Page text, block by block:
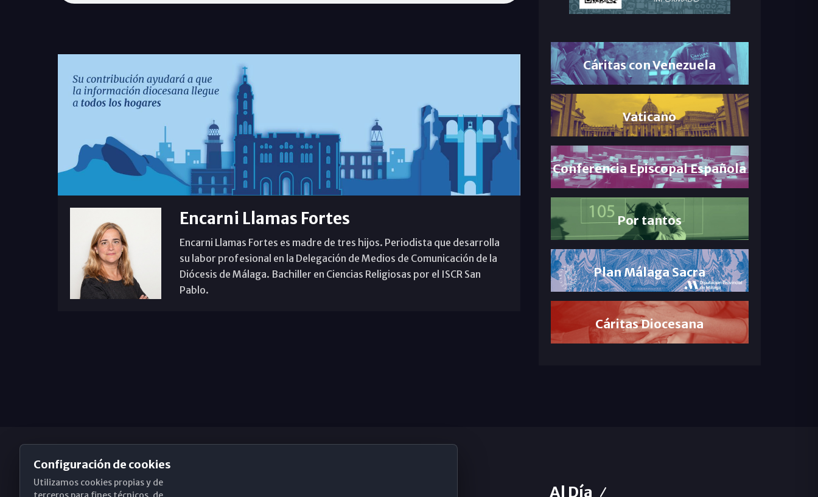
Encarni Llamas Fortes
Encarni Llamas Fortes es madre de tres hijos. Periodista que desarrolla
su labor profesional en la Delegación de Medios de Comunicación de la
Diócesis de Málaga. Bachiller en Ciencias Religiosas por el ISCR San
Pablo.
Cáritas con Venezuela
Vaticano
Conferencia Episcopal Española
Por tantos
Plan Málaga Sacra
Cáritas Diocesana
Obispado de Málaga Al Día
Configuración de cookies
Utilizamos cookies propias y de